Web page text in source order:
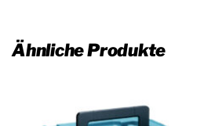
Ähnliche Produkte